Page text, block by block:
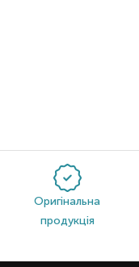
Оригінальна
продукція